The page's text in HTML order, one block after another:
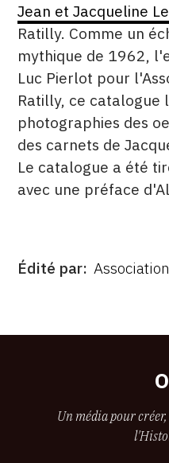
Jean et Jacqueline
Ratilly. Comme un
mythique de 1962,
Luc Pierlot pour
Ratilly, ce
photographies des
des carnets de
Le catalogue a été
avec une préface
ÉDITÉ
Édité par
Un média pour